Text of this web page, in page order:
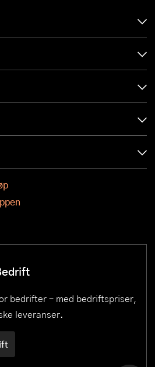
bedrifter – med bedriftspriser,
leveranser.